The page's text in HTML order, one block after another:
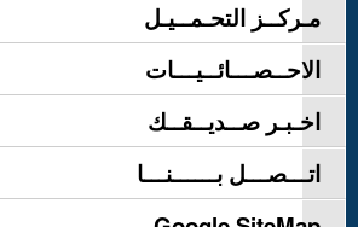
مـركــز التحـمــيـل
الاحــصـــائــيـــات
اخـبـر صــديــقــك
اتـــصـــل بــــــنـــا